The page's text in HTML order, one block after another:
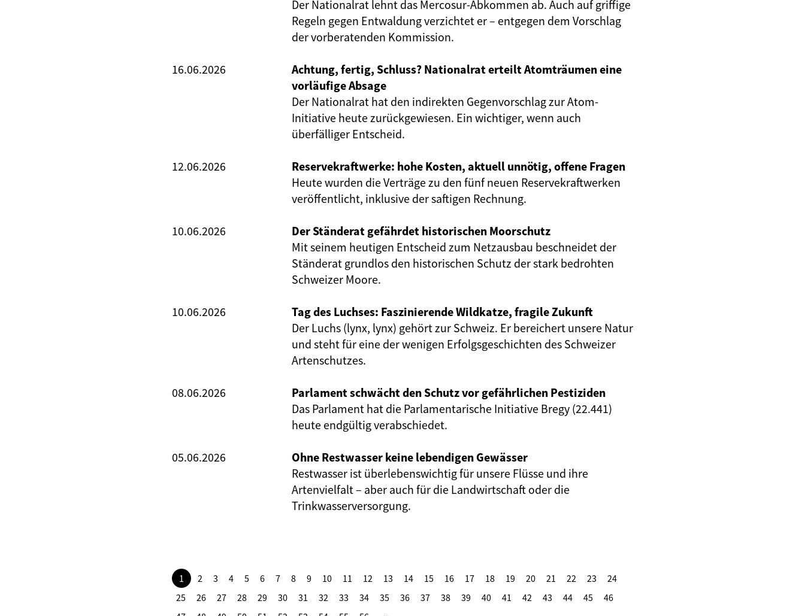
Der Nationalrat lehnt das Mercosur-Abkommen ab. Auch auf griffige
Regeln gegen Entwaldung verzichtet er – entgegen dem Vorschlag
der vorberatenden Kommission.
16.06.2026
Achtung, fertig, Schluss? Nationalrat erteilt Atomträumen eine
vorläufige Absage
Der Nationalrat hat den indirekten Gegenvorschlag zur Atom-
Initiative heute zurückgewiesen. Ein wichtiger, wenn auch
überfälliger Entscheid.
12.06.2026
Reservekraftwerke: hohe Kosten, aktuell unnötig, offene Fragen
Heute wurden die Verträge zu den fünf neuen Reservekraftwerken
veröffentlicht, inklusive der saftigen Rechnung.
10.06.2026
Der Ständerat gefährdet historischen Moorschutz
Mit seinem heutigen Entscheid zum Netzausbau beschneidet der
Ständerat grundlos den historischen Schutz der stark bedrohten
Schweizer Moore.
10.06.2026
Tag des Luchses: Faszinierende Wildkatze, fragile Zukunft
Der Luchs (lynx, lynx) gehört zur Schweiz. Er bereichert unsere Natur
und steht für eine der wenigen Erfolgsgeschichten des Schweizer
Artenschutzes.
08.06.2026
Parlament schwächt den Schutz vor gefährlichen Pestiziden
Das Parlament hat die Parlamentarische Initiative Bregy (22.441)
heute endgültig verabschiedet.
05.06.2026
Ohne Restwasser keine lebendigen Gewässer
Restwasser ist überlebenswichtig für unsere Flüsse und ihre
Artenvielfalt – aber auch für die Landwirtschaft oder die
Trinkwasserversorgung.
1 2 3 4 5 6 7 8 9 10 11 12 13 14 15 16 17 18 19 20 21 22 23
24
25
26 27 28 29 30 31 32 33 34 35 36 37 38 39 40 41 42 43 44 45
46